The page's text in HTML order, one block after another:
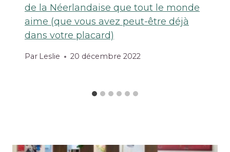
de la Néerlandaise que tout le monde
aime (que vous avez peut-être déjà
dans votre placard)
Par Leslie 20 décembre 2022